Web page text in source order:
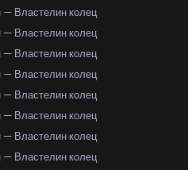
Властелин колец
Властелин колец
Властелин колец
Властелин колец
Властелин колец
Властелин колец
Властелин колец
Властелин колец